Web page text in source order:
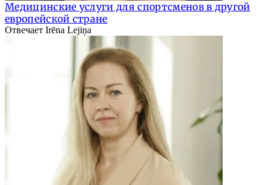
Медицинские услуги для спортсменов в другой
европейской стране
Отвечает Irēna Lejiņa